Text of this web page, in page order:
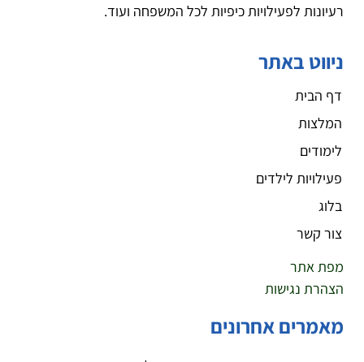
רעיונות לפעילויות כיפיות לכל המשפחה ועוד.
ניווט באתר
דף הבית
המלצות
לימודים
פעילויות לילדים
בלוג
צור קשר
מפת אתר
הצהרת נגישות
מאמרים אחרונים